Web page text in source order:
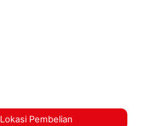
Lokasi Pembelian